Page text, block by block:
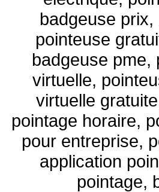
badgeuse
pointeuse
badgeuse pme,
virtuelle,
virtuelle
pointage horaire,
pour entreprise,
application
pointage,